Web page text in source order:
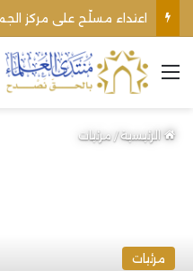
اعتداء مسلّح على مركز
القائمة
الرئيسية/مرئيات
مرئيات